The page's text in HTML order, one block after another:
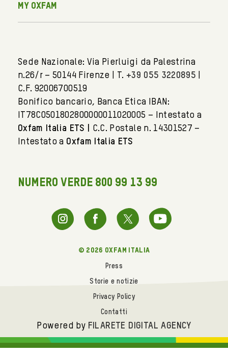
My Oxfam
Sede Nazionale: Via Pierluigi da Palestrina
n.26/r – 50144 Firenze | T. +39 055 3220895
C.F. 92006700519
Bonifico bancario, Banca Etica IBAN:
IT78C0501802800000011020005 – Intestato a
Oxfam Italia ETS | C.C. Postale n. 14301527 –
Intestato a Oxfam Italia ETS
NUMERO VERDE 800 99 13 99
© 2026 oxfam italia
Press
Storie e notizie
Privacy Policy
Contatti
Powered by FILARETE DIGITAL AGENCY